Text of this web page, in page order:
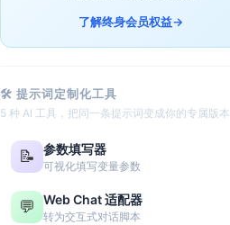
了解终身会员权益→
🛠 提示词定制化工具
5 种 AI 工具，把同一条提示词变成你的专属版本
📝 参数填写器
可视化填写变量参数
💬 Web Chat 适配器
转为交互式对话脚本